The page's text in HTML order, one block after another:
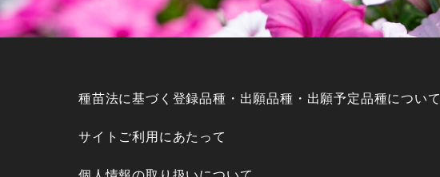
種苗法に基づく登録品種・出願品種・出願予定品種について
サイトご利用にあたって